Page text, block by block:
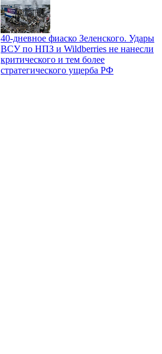
40-дневное фиаско Зеленского. Удары
ВСУ по НПЗ и Wildberries не нанесли
критического и тем более
стратегического ущерба РФ